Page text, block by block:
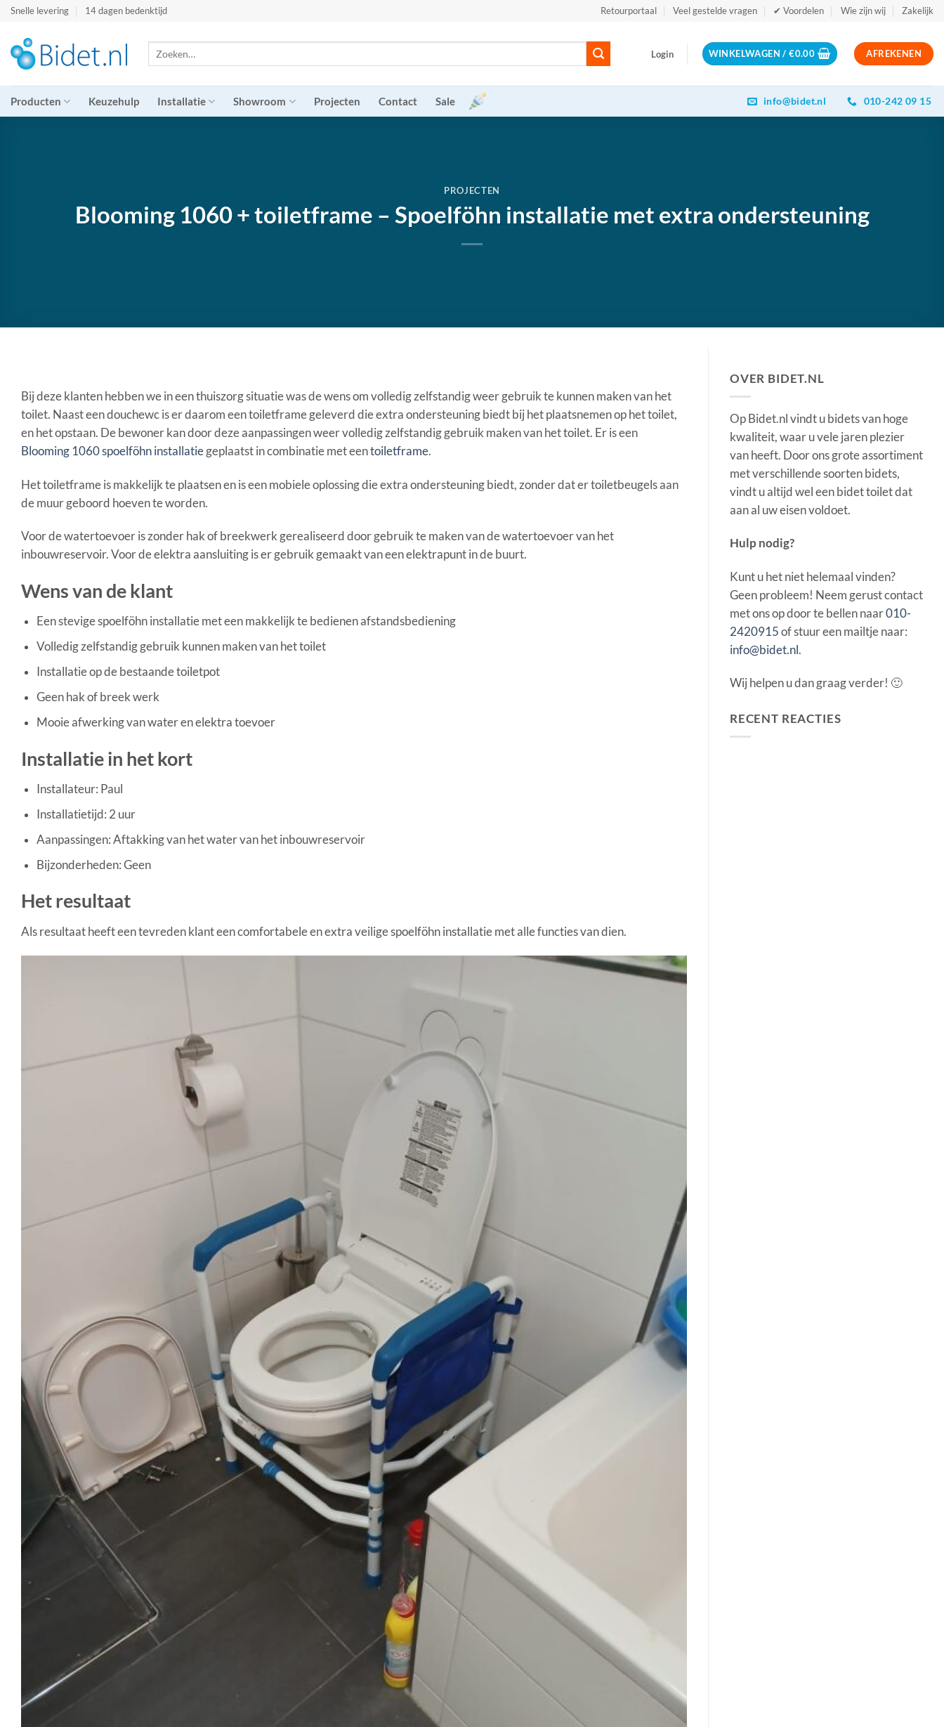
Ga
inhoud
Snelle levering 14 dagen bedenktijd Retourportaal Veel gestelde vragen ✔ Voordelen Wie zijn wij Zakelijk
Zoeken
Login WINKELWAGEN /€0.00 AFREKENEN
Producten Keuzehulp Installatie Showroom Projecten Contact Sale info@bidet.nl 010-242 09 15
PROJECTEN
Blooming 1060 + toiletframe – Spoelföhn installatie met extra ondersteuning
Bij deze klanten hebben we in een thuiszorg situatie was de wens om volledig zelfstandig weer gebruik te kunnen maken van het
toilet. Naast een douchewc is er daarom een toiletframe geleverd die extra ondersteuning biedt bij het plaatsnemen op het toilet,
en het opstaan. De bewoner kan door deze aanpassingen weer volledig zelfstandig gebruik maken van het toilet. Er is een
Blooming 1060 spoelföhn installatie geplaatst in combinatie met eentoiletframe.
Het toiletframe is makkelijk te plaatsen en is een mobiele oplossing die extra ondersteuning biedt, zonder dat er toiletbeugels aan
de muur geboord hoeven te worden.
Voor de watertoevoer is zonder hak of breekwerk gerealiseerd door gebruik te maken van de watertoevoer van het
inbouwreservoir. Voor de elektra aansluiting is er gebruik gemaakt van een elektrapunt in de buurt.
Wens van de klant
Een stevige spoelföhn installatie met een makkelijk te bedienen afstandsbediening
Volledig zelfstandig gebruik kunnen maken van het toilet
Installatie op de bestaande toiletpot
Geen hak of breek werk
Mooie afwerking van water en elektra toevoer
Installatie in het kort
Installateur: Paul
Installatietijd: 2 uur
Aanpassingen: Aftakking van het water van het inbouwreservoir
Bijzonderheden: Geen
Het resultaat
Als resultaat heeft een tevreden klant een comfortabele en extra veilige spoelföhn installatie met alle functies van dien.
OVER BIDET.NL
Op Bidet.nl vindt u bidets van hoge
kwaliteit, waar u vele jaren plezier
van heeft. Door ons grote assortiment
met verschillende soorten bidets,
vindt u altijd wel een bidet toilet dat
aan al uw eisen voldoet.
Hulp nodig?
Kunt u het niet helemaal vinden?
Geen probleem! Neem gerust contact
met ons op door te bellen naar010-
2420915 of stuur een mailtje naar:
info@bidet.nl.
Wij helpen u dan graag verder! 🙂
RECENT REACTIES